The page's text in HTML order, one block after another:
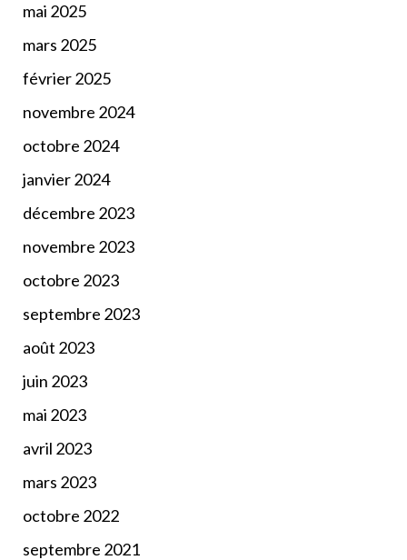
mai 2025
mars 2025
février 2025
novembre 2024
octobre 2024
janvier 2024
décembre 2023
novembre 2023
octobre 2023
septembre 2023
août 2023
juin 2023
mai 2023
avril 2023
mars 2023
octobre 2022
septembre 2021